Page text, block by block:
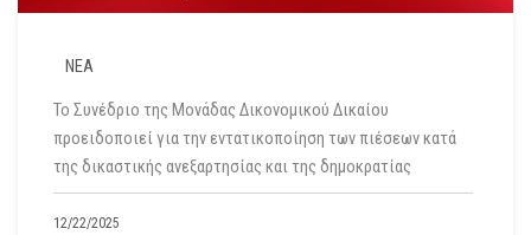
ΝΕΑ
Το Συνέδριο της Μονάδας Δικονομικού Δικαίου
προειδοποιεί για την εντατικοποίηση των πιέσεων κατά
της δικαστικής ανεξαρτησίας και της δημοκρατίας
12/22/2025